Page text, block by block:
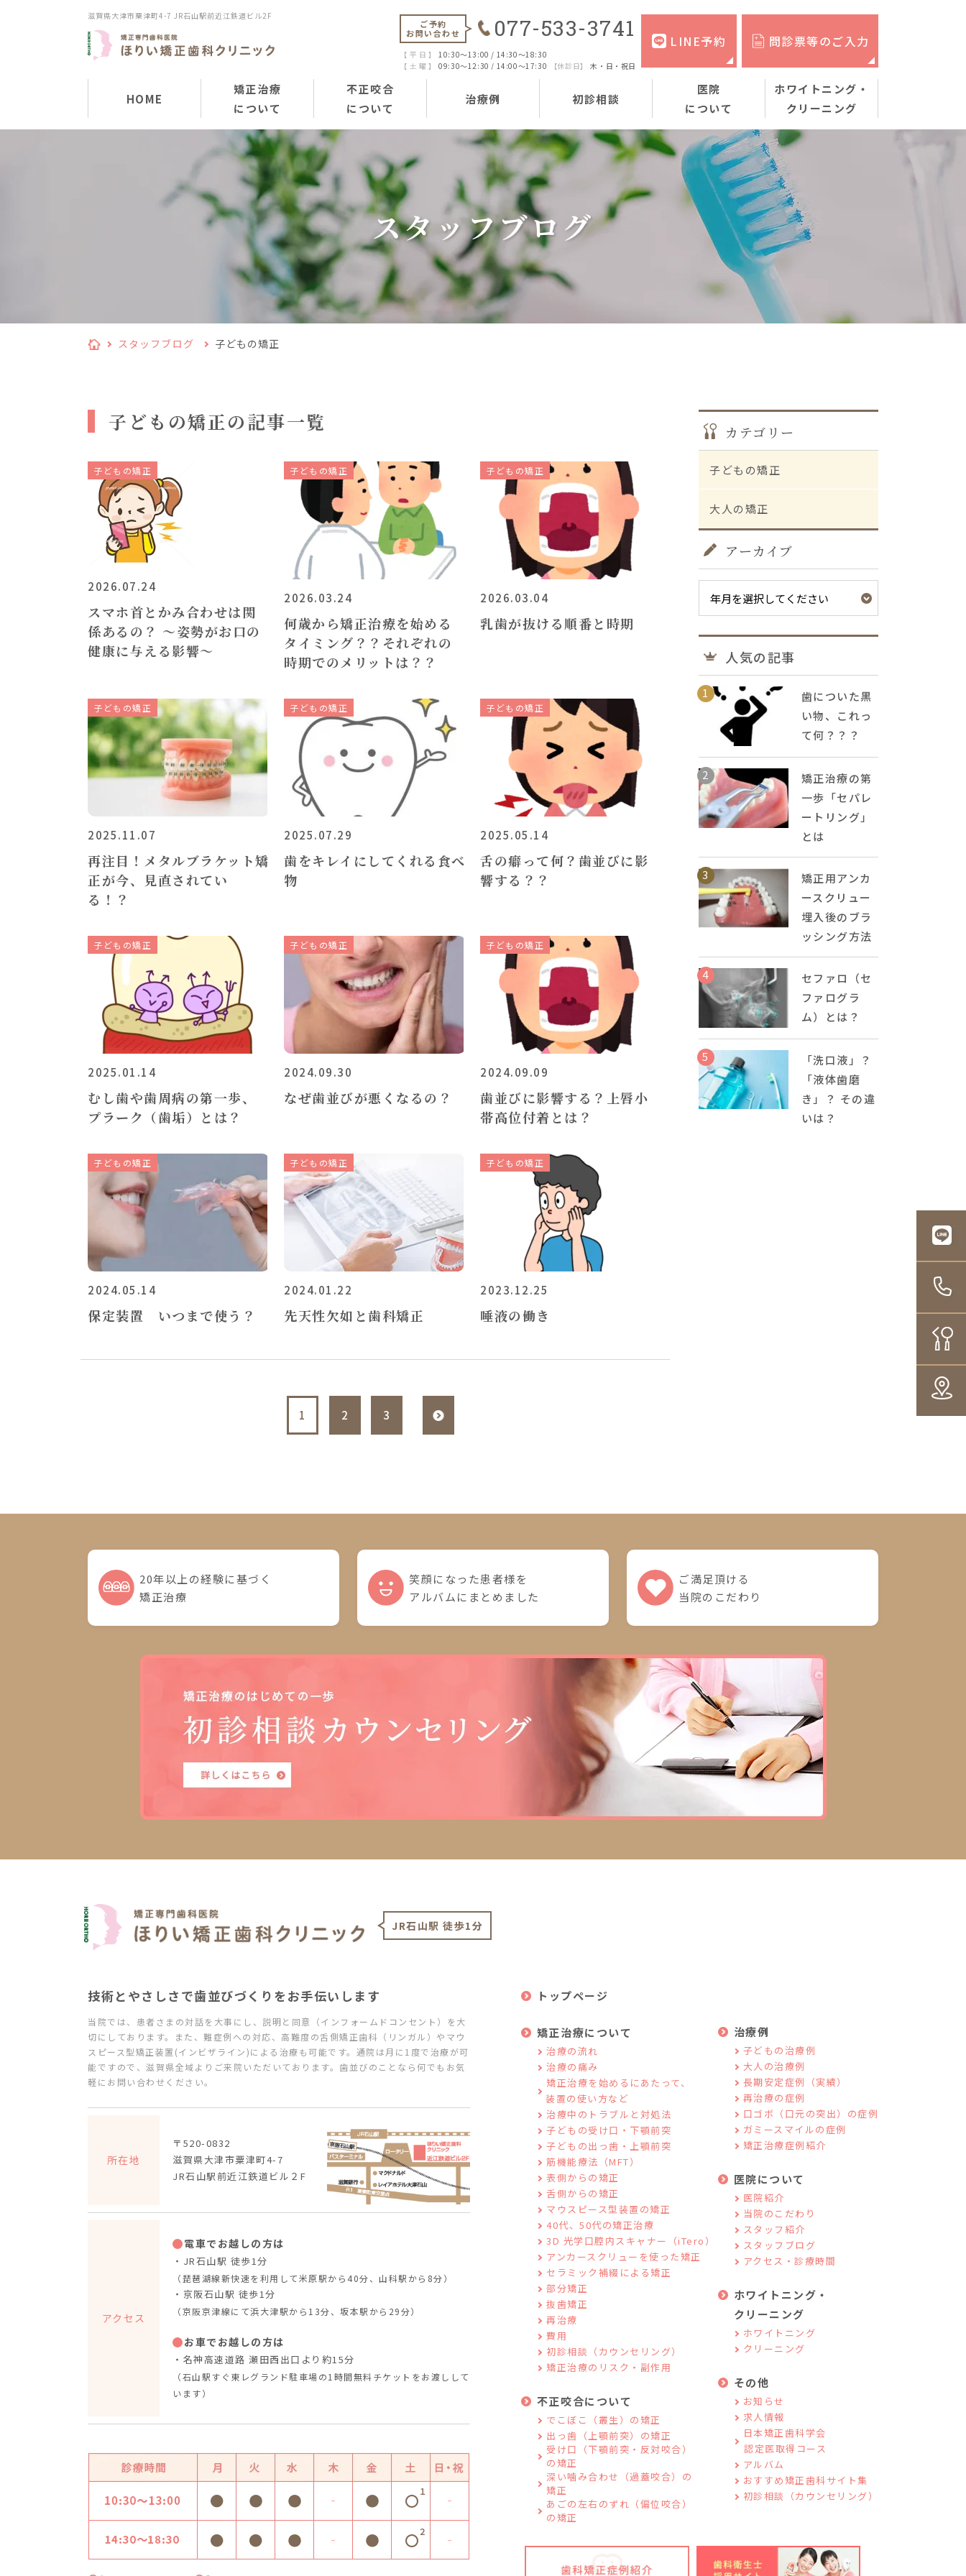
滋賀県大津市粟津町4-7 JR石山駅前近江鉄道ビル2F
ご予約
お問い合わせ
077-533-3741
【 平 日 】
10:30～13:00 / 14:30～18:30
【 土 曜 】
09:30～12:30 / 14:00～17:30 【休診日】 木・日・祝日
問診票等のご入力
LINE予約
HOME
矯正治療
について
不正咬合
について
治療例 初診相談
医院
について
ホワイトニング・
クリーニング
スタッフブログ
スタッフブログ 子どもの矯正
子どもの矯正の記事一覧
子どもの矯正
2026.07.24
スマホ首とかみ合わせは関
係あるの？ ～姿勢がお口の
健康に与える影響～
子どもの矯正
2026.03.24
何歳から矯正治療を始める
タイミング？？それぞれの
時期でのメリットは？？
子どもの矯正
2026.03.04
乳歯が抜ける順番と時期
子どもの矯正
2025.11.07
再注目！メタルブラケット矯
正が今、見直されてい
る！？
子どもの矯正
2025.07.29
歯をキレイにしてくれる食べ
物
子どもの矯正
2025.05.14
舌の癖って何？歯並びに影
響する？？
子どもの矯正
2025.01.14
むし歯や歯周病の第一歩、
プラーク（歯垢）とは？
子どもの矯正
2024.09.30
なぜ歯並びが悪くなるの？
子どもの矯正
2024.09.09
歯並びに影響する？上唇小
帯高位付着とは？
子どもの矯正
2024.05.14
保定装置 いつまで使う？
子どもの矯正
2024.01.22
先天性欠如と歯科矯正
子どもの矯正
2023.12.25
唾液の働き
1 2 3 >
カテゴリー
子どもの矯正
大人の矯正
アーカイブ
人気の記事
1
歯についた黒
い物、これっ
て何？？？
2
矯正治療の第
一歩「セパレ
ートリング」
とは
3
矯正用アンカ
ースクリュー
埋入後のブラ
ッシング方法
4
セファロ（セ
ファログラ
ム）とは？
5
「洗口液」？
「液体歯磨
き」？ その違
いは？
20年以上の経験に基づく
矯正治療
笑顔になった患者様を
アルバムにまとめました
ご満足頂ける
当院のこだわり
JR石山駅 徒歩1分
技術とやさしさで歯並びづくりをお手伝いします
当院では、患者さまの対話を大事にし、説明と同意（インフォームドコンセント）を大
切にしております。また、難症例への対応、高難度の舌側矯正歯科（リンガル）やマウ
スピース型矯正装置(インビザライン)による治療も可能です。通院は月に1度で治療が可
能ですので、滋賀県全域よりご来院いただいております。歯並びのことなら何でもお気
軽にお問い合わせください。
所在地
〒520-0832
滋賀県大津市粟津町4-7
JR石山駅前近江鉄道ビル２F
アクセス
電車でお越しの方は
・JR石山駅 徒歩1分
（琵琶湖線新快速を利用して米原駅から40分、山科駅から8分）
・京阪石山駅 徒歩1分
（京阪京津線にて浜大津駅から13分、坂本駅から29分）
お車でお越しの方は
・名神高速道路 瀬田西出口より約15分
（石山駅すぐ東レグランド駐車場の1時間無料チケットをお渡しして
います）
トップページ
矯正治療について
治療の流れ
治療の痛み
矯正治療を始めるにあたって、
装置の使い方など
治療中のトラブルと対処法
子どもの受け口・下顎前突
子どもの出っ歯・上顎前突
筋機能療法（MFT）
表側からの矯正
舌側からの矯正
マウスピース型装置の矯正
40代、50代の矯正治療
3D 光学口腔内スキャナー（iTero）
アンカースクリューを使った矯正
セラミック補綴による矯正
部分矯正
抜歯矯正
再治療
費用
初診相談（カウンセリング）
矯正治療のリスク・副作用
不正咬合について
でこぼこ（叢生）の矯正
出っ歯（上顎前突）の矯正
受け口（下顎前突・反対咬合）
の矯正
深い噛み合わせ（過蓋咬合）の
矯正
あごの左右のずれ（偏位咬合）
の矯正
治療例
子どもの治療例
大人の治療例
長期安定症例（実績）
再治療の症例
口ゴボ（口元の突出）の症例
ガミースマイルの症例
矯正治療症例紹介
医院について
医院紹介
当院のこだわり
スタッフ紹介
スタッフブログ
アクセス・診療時間
ホワイトニング・
クリーニング
ホワイトニング
クリーニング
その他
お知らせ
求人情報
日本矯正歯科学会
認定医取得コース
アルバム
おすすめ矯正歯科サイト集
初診相談（カウンセリング）